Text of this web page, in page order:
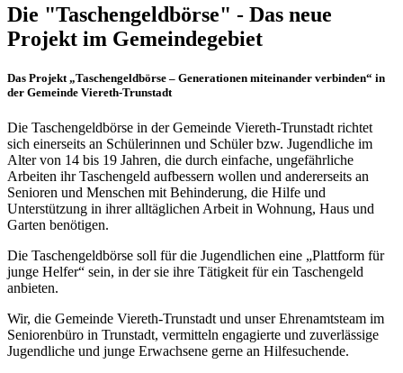
Die "Taschengeldbörse" - Das neue
Projekt im Gemeindegebiet
Das Projekt „Taschengeldbörse – Generationen miteinander verbinden“ in
der Gemeinde Viereth-Trunstadt
Die Taschengeldbörse in der Gemeinde Viereth-Trunstadt richtet
sich einerseits an Schülerinnen und Schüler bzw. Jugendliche im
Alter von 14 bis 19 Jahren, die durch einfache, ungefährliche
Arbeiten ihr Taschengeld aufbessern wollen und andererseits an
Senioren und Menschen mit Behinderung, die Hilfe und
Unterstützung in ihrer alltäglichen Arbeit in Wohnung, Haus und
Garten benötigen.
Die Taschengeldbörse soll für die Jugendlichen eine „Plattform für
junge Helfer“ sein, in der sie ihre Tätigkeit für ein Taschengeld
anbieten.
Wir, die Gemeinde Viereth-Trunstadt und unser Ehrenamtsteam im
Seniorenbüro in Trunstadt, vermitteln engagierte und zuverlässige
Jugendliche und junge Erwachsene gerne an Hilfesuchende.